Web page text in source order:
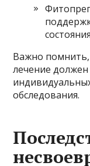
Важно помнить,
лечение
обследования.